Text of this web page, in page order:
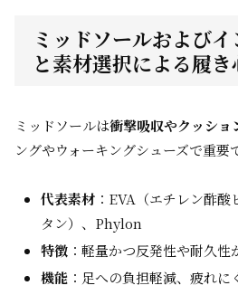
ミッドソールおよび
と素材選択による履
ミッドソールは衝撃吸収やクッショ
ングやウォーキングシューズで重要
代表素材 ：EVA（エチレン酢
タン）、Phylon
特徴 ：軽量かつ反発性や耐久
機能 ：足への負担軽減、疲れ